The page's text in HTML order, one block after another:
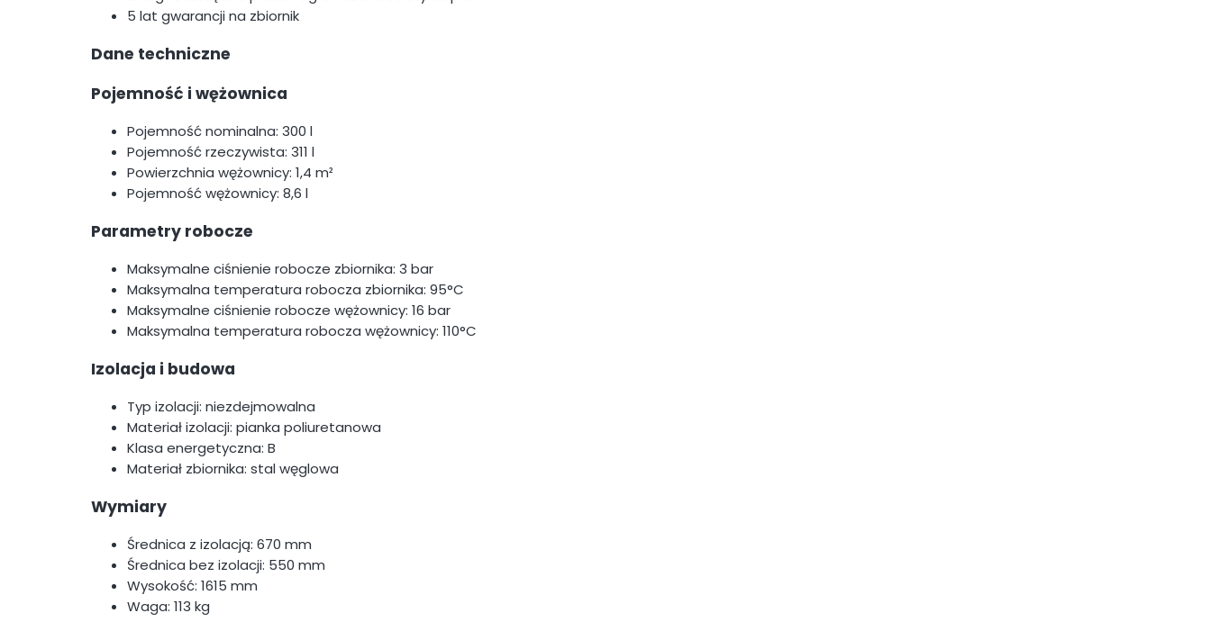
5 lat gwarancji na zbiornik
Dane techniczne
Pojemność i wężownica
Pojemność nominalna: 300 l
Pojemność rzeczywista: 311 l
Powierzchnia wężownicy: 1,4 m²
Pojemność wężownicy: 8,6 l
Parametry robocze
Maksymalne ciśnienie robocze zbiornika: 3 bar
Maksymalna temperatura robocza zbiornika: 95°C
Maksymalne ciśnienie robocze wężownicy: 16 bar
Maksymalna temperatura robocza wężownicy: 110°C
Izolacja i budowa
Typ izolacji: niezdejmowalna
Materiał izolacji: pianka poliuretanowa
Klasa energetyczna: B
Materiał zbiornika: stal węglowa
Wymiary
Średnica z izolacją: 670 mm
Średnica bez izolacji: 550 mm
Wysokość: 1615 mm
Waga: 113 kg